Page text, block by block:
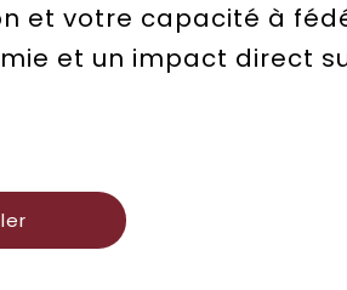
et votre capacité à
et un impact direct